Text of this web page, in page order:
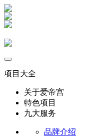
项目大全
关于爱帝宫
特色项目
九大服务
品牌介绍